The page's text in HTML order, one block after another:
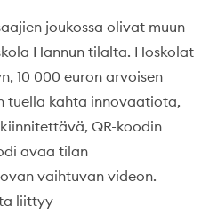
joukossa olivat muun
Hannun tilalta. Hoskolat
10 000 euron arvoisen
tuella kahta innovaatiota,
QR-koodin
avaa tilan
vaihtuvan videon.
liittyy